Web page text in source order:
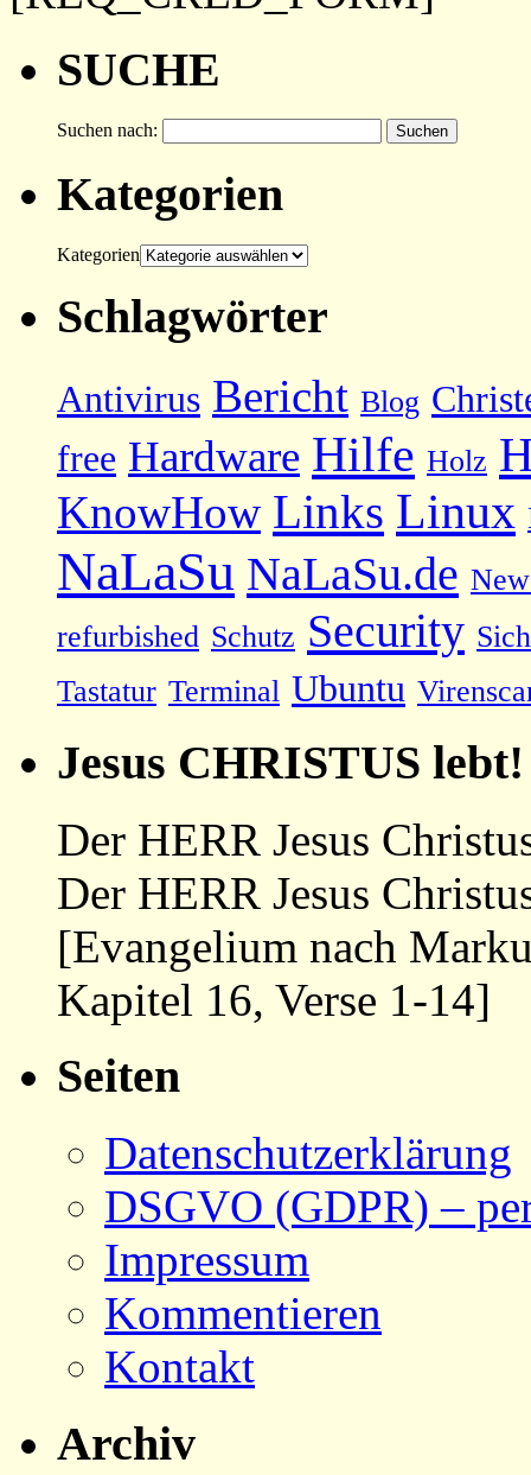
SUCHE
Suchen nach:
Kategorien
Kategorien
Schlagwörter
Antivirus Bericht Blog
free Hardware Hilfe Holz
KnowHow Links Linux
NaLaSu NaLaSu.de
refurbished Schutz Security
Tastatur Terminal Ubuntu
Jesus CHRISTUS lebt!
Der HERR Jesus
Der HERR Jesus
[Evangelium nach
Kapitel 16, Verse 1-14]
Seiten
Datenschutzerklärung
DSGVO (GDPR) –
Impressum
Kommentieren
Kontakt
Archiv